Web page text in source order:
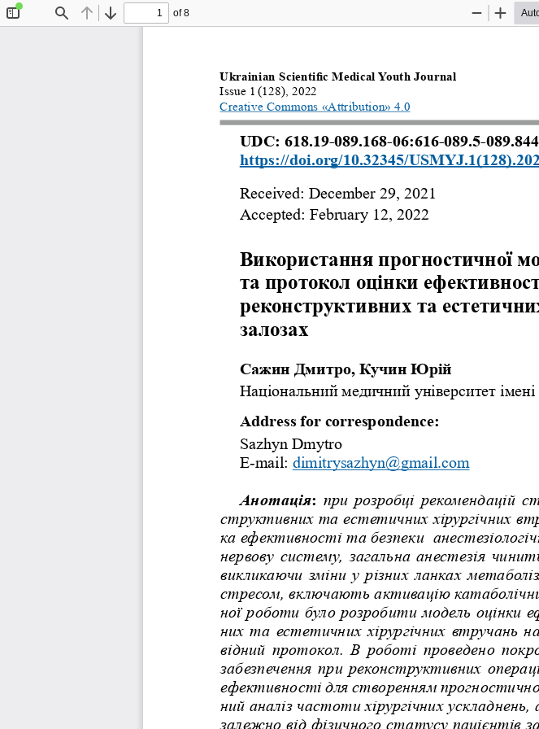
Find Previous
Next
of 8
Zoom
Zoom
Ukrainian Scientific Medical Youth Journal
Issue 1 (128), 2022
Creative Commons «Attribution» 4.0
UDC: 618.19-089.168-06:616-089.5-089.844
https://doi.org/10.32345/
Received: December 29, 2021
Accepted: February 12, 2022
Використання прогностичної
та протокол оцінки
реконструктивних та
залозах
Сажин Дмитро, Кучин Юрій
Національний медичний університет
Address for correspondence:
Sazhyn Dmytro
Е-mail: dimitrysazhyn@gmail.com
Анотація: при розробці рекомендацій
структивних та естетичних хірургічних
ка ефективності та безпеки
нервову систему, загальна анестезія
викликаючи зміни у різних ланках
стресом, включають активацію
ної роботи було розробити модель оцінки
них та естетичних хірургічних втручань
відний протокол. В роботі проведено
забезпечення при реконструктивних
ефективності для створенням
ний аналіз частоти хірургічних
залежно від фізичного статусу пацієнтів